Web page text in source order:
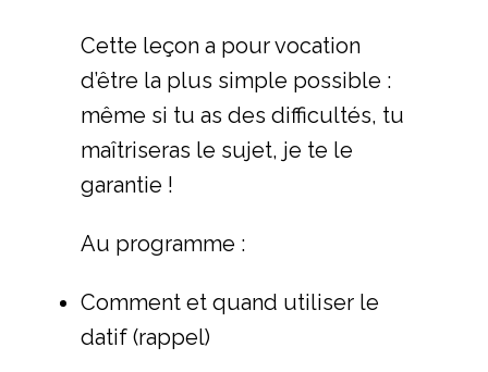
Cette leçon a pour vocation
d’être la plus simple possible :
même si tu as des difficultés, tu
maîtriseras le sujet, je te le
garantie !
Au programme :
Comment et quand utiliser le
datif (rappel)